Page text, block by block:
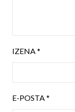
IZENA *
E-POSTA *